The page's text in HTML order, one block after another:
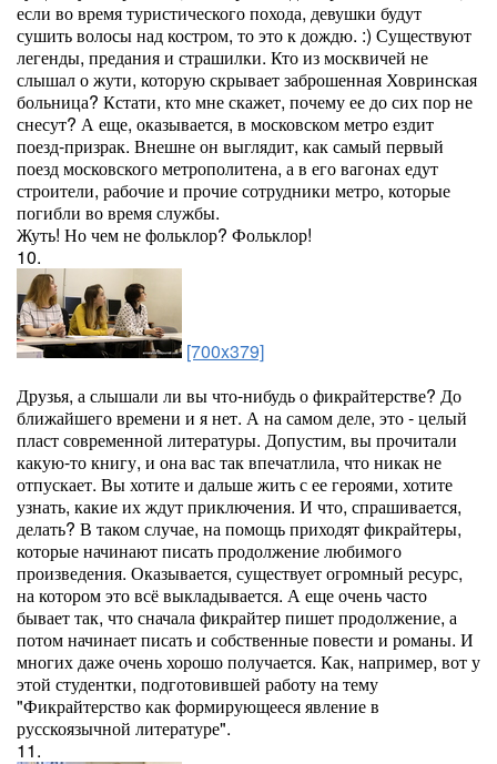
если во время туристического похода, девушки будут
сушить волосы над костром, то это к дождю. :) Существуют
легенды, предания и страшилки. Кто из москвичей не
слышал о жути, которую скрывает заброшенная Ховринская
больница? Кстати, кто мне скажет, почему ее до сих пор не
снесут? А еще, оказывается, в московском метро ездит
поезд-призрак. Внешне он выглядит, как самый первый
поезд московского метрополитена, а в его вагонах едут
строители, рабочие и прочие сотрудники метро, которые
погибли во время службы.
Жуть! Но чем не фольклор? Фольклор!
10.
[700x379]
Друзья, а слышали ли вы что-нибудь о фикрайтерстве? До
ближайшего времени и я нет. А на самом деле, это - целый
пласт современной литературы. Допустим, вы прочитали
какую-то книгу, и она вас так впечатлила, что никак не
отпускает. Вы хотите и дальше жить с ее героями, хотите
узнать, какие их ждут приключения. И что, спрашивается,
делать? В таком случае, на помощь приходят фикрайтеры,
которые начинают писать продолжение любимого
произведения. Оказывается, существует огромный ресурс,
на котором это всё выкладывается. А еще очень часто
бывает так, что сначала фикрайтер пишет продолжение, а
потом начинает писать и собственные повести и романы. И
многих даже очень хорошо получается. Как, например, вот у
этой студентки, подготовившей работу на тему
"Фикрайтерство как формирующееся явление в
русскоязычной литературе".
11.